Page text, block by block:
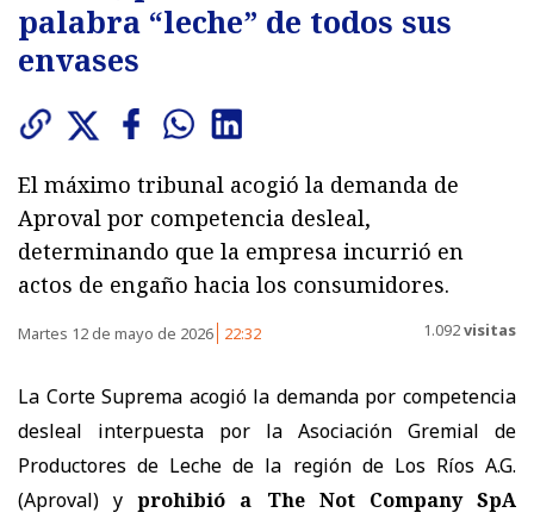
palabra “leche” de todos sus
envases
El máximo tribunal acogió la demanda de
Aproval por competencia desleal,
determinando que la empresa incurrió en
actos de engaño hacia los consumidores.
Martes 12 de mayo de 2026 22:32 1.092visitas
La Corte Suprema acogió la demanda por competencia
desleal interpuesta por la Asociación Gremial de
Productores de Leche de la región de Los Ríos A.G.
(Aproval) yprohibió a The Not Company SpA